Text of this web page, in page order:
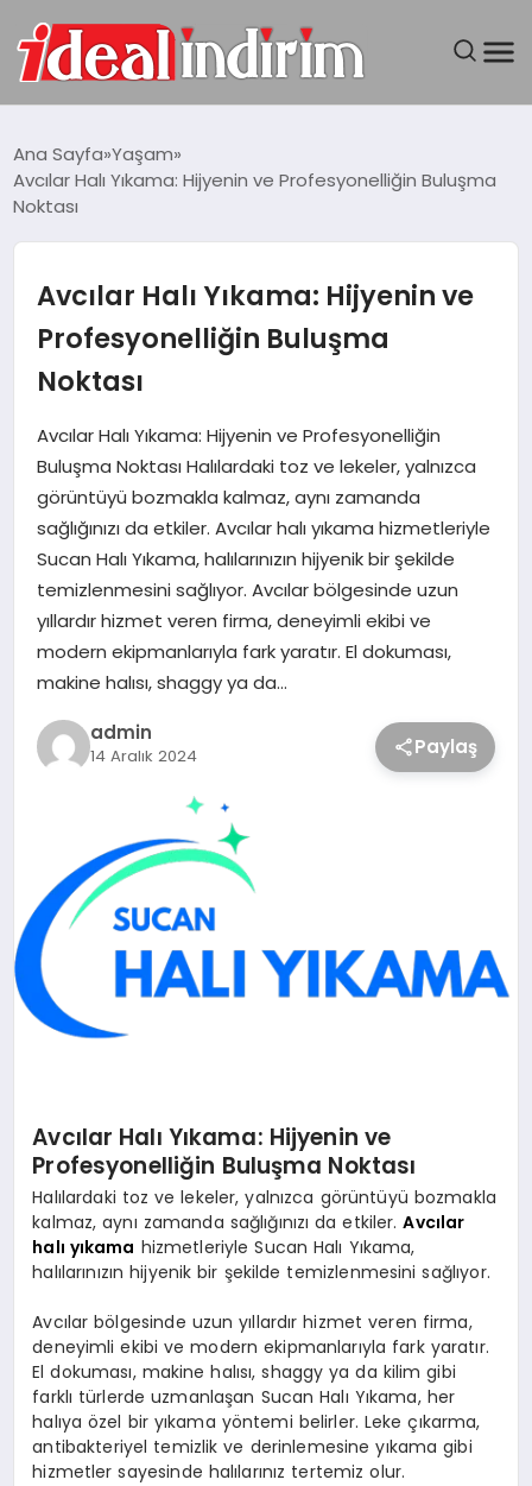
BILGISAYAR
TEKNOLOJI
YAŞAM
Ana Sayfa Yaşam
Avcılar Halı Yıkama: Hijyenin ve Profesyonelliğin Buluşma
Noktası
Avcılar Halı Yıkama: Hijyenin ve
Profesyonelliğin Buluşma
Noktası
Avcılar Halı Yıkama: Hijyenin ve Profesyonelliğin
Buluşma Noktası Halılardaki toz ve lekeler, yalnızca
görüntüyü bozmakla kalmaz, aynı zamanda
sağlığınızı da etkiler. Avcılar halı yıkama hizmetleriyle
Sucan Halı Yıkama, halılarınızın hijyenik bir şekilde
temizlenmesini sağlıyor. Avcılar bölgesinde uzun
yıllardır hizmet veren firma, deneyimli ekibi ve
modern ekipmanlarıyla fark yaratır. El dokuması,
makine halısı, shaggy ya da…
admin
14 Aralık 2024 Paylaş
Avcılar Halı Yıkama: Hijyenin ve
Profesyonelliğin Buluşma Noktası
Halılardaki toz ve lekeler, yalnızca görüntüyü bozmakla
kalmaz, aynı zamanda sağlığınızı da etkiler.Avcılar
halı yıkama hizmetleriyle Sucan Halı Yıkama,
halılarınızın hijyenik bir şekilde temizlenmesini sağlıyor.
Avcılar bölgesinde uzun yıllardır hizmet veren firma,
deneyimli ekibi ve modern ekipmanlarıyla fark yaratır.
El dokuması, makine halısı, shaggy ya da kilim gibi
farklı türlerde uzmanlaşan Sucan Halı Yıkama, her
halıya özel bir yıkama yöntemi belirler. Leke çıkarma,
antibakteriyel temizlik ve derinlemesine yıkama gibi
hizmetler sayesinde halılarınız tertemiz olur.